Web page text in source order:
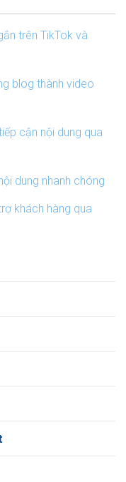
trên TikTok và
blog thành video
cận nội dung qua
dung nhanh chóng
khách hàng qua